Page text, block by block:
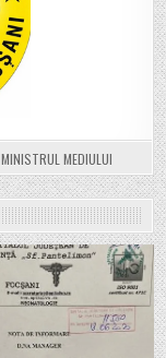
MINISTRUL MEDIULUI